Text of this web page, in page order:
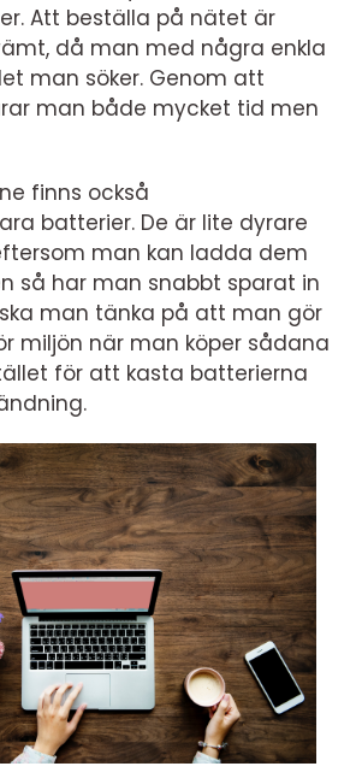
Att beställa på nätet är
då man med några enkla
man söker. Genom att
man både mycket tid men
finns också
batterier. De är lite dyrare
man kan ladda dem
så har man snabbt sparat in
man tänka på att man gör
miljön när man köper sådana
för att kasta batterierna